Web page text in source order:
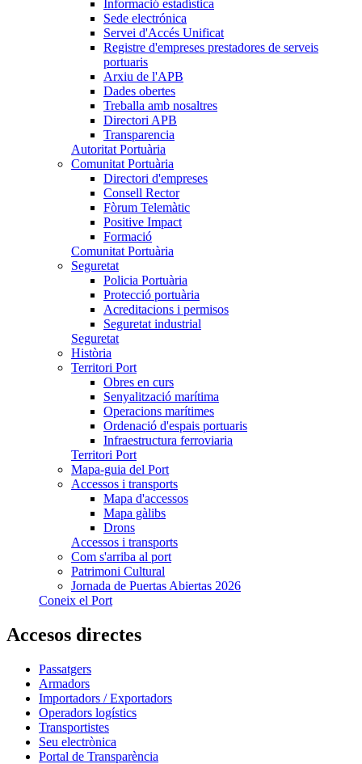
Informació estadística
Sede electrónica
Servei d'Accés Unificat
Registre d'empreses prestadores de serveis
portuaris
Arxiu de l'APB
Dades obertes
Treballa amb nosaltres
Directori APB
Transparencia
Autoritat Portuària
Comunitat Portuària
Directori d'empreses
Consell Rector
Fòrum Telemàtic
Positive Impact
Formació
Comunitat Portuària
Seguretat
Policia Portuària
Protecció portuària
Acreditacions i permisos
Seguretat industrial
Seguretat
Història
Territori Port
Obres en curs
Senyalització marítima
Operacions marítimes
Ordenació d'espais portuaris
Infraestructura ferroviaria
Territori Port
Mapa-guia del Port
Accessos i transports
Mapa d'accessos
Mapa gàlibs
Drons
Accessos i transports
Com s'arriba al port
Patrimoni Cultural
Jornada de Puertas Abiertas 2026
Coneix el Port
Accesos directes
Passatgers
Armadors
Importadors / Exportadors
Operadors logístics
Transportistes
Seu electrònica
Portal de Transparència